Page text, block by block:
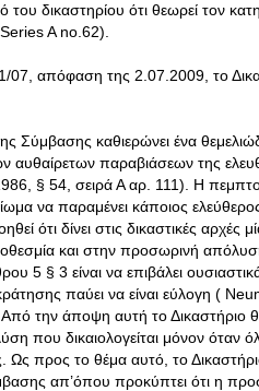
του δικαστηρίου ότι θεωρεί τον
A no.62).
απόφαση της 2.07.2009, το
Σύμβασης καθιερώνει ένα
παραβιάσεων της
§ 54, σειρά Α αρ. 111). Η
να παραμένει κάποιος
ότι δίνει στις δικαστικές αρχές
και στην προσωρινή
5 § 3 είναι να επιβάλει
παύει να είναι εύλογη (
την άποψη αυτή το Δικαστήριο
που δικαιολογείται μόνον όταν
Ως προς το θέμα αυτό, το
απ’όπου προκύπτει ότι η